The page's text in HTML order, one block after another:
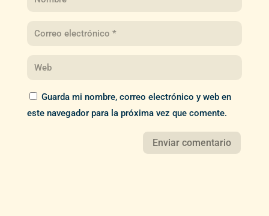
Guarda mi nombre, correo electrónico y web en
este navegador para la próxima vez que comente.